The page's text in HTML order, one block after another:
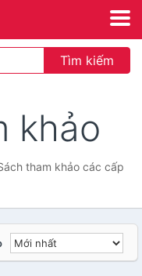
Tìm kiếm
khảo
tham khảo các cấp